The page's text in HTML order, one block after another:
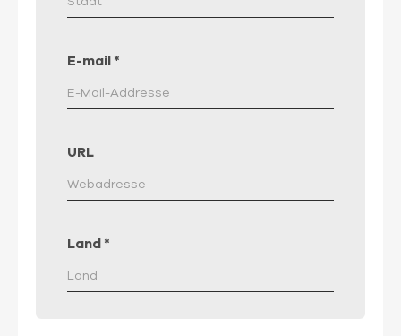
E-mail *
URL
Land *